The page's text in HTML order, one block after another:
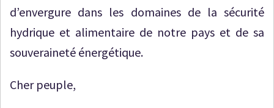
d’envergure dans les domaines de la sécurité
hydrique et alimentaire de notre pays et de sa
souveraineté énergétique.
Cher peuple,